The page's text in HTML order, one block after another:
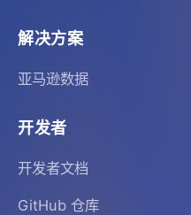
解决方案
亚马逊数据
开发者
开发者文档
GitHub 仓库